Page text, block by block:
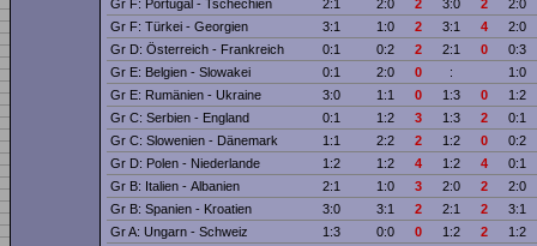
Gr F: Portugal - Tschechien
2:1 2:0 2 3:0 2
2:0
Gr F: Türkei - Georgien
3:1 1:0 2 3:1 4
2:0
Gr D: Österreich - Frankreich
0:1 0:2 2 2:1 0
0:3
Gr E: Belgien - Slowakei
0:1 2:0 0 :
1:0
Gr E: Rumänien - Ukraine
3:0 1:1 0 1:3 0
1:2
Gr C: Serbien - England
0:1 1:2 3 1:3 2
0:1
Gr C: Slowenien - Dänemark
1:1 2:2 2 1:2 0
0:2
Gr D: Polen - Niederlande
1:2 1:2 4 1:2 4
0:1
Gr B: Italien - Albanien
2:1 1:0 3 2:0 2
2:0
Gr B: Spanien - Kroatien
3:0 3:1 2 2:1 2
3:1
Gr A: Ungarn - Schweiz
1:3 0:0 0 1:2 2
1:2